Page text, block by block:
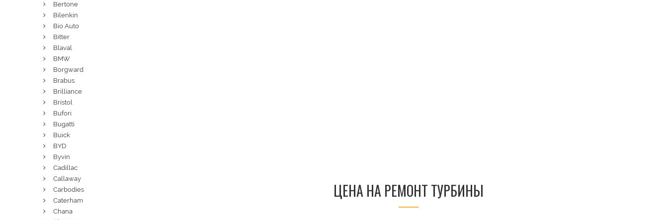
ЦЕНА НА РЕМОНТ ТУРБИНЫ
Bertone
Bilenkin
Bio Auto
Bitter
Blaval
BMW
Borgward
Brabus
Brilliance
Bristol
Bufori
Bugatti
Buick
BYD
Byvin
Cadillac
Callaway
Carbodies
Caterham
Chana